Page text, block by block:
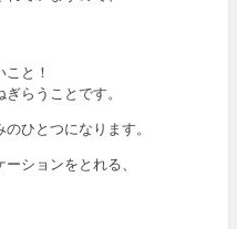
と！
らうことです。
ひとつになります。
ションをとれる、